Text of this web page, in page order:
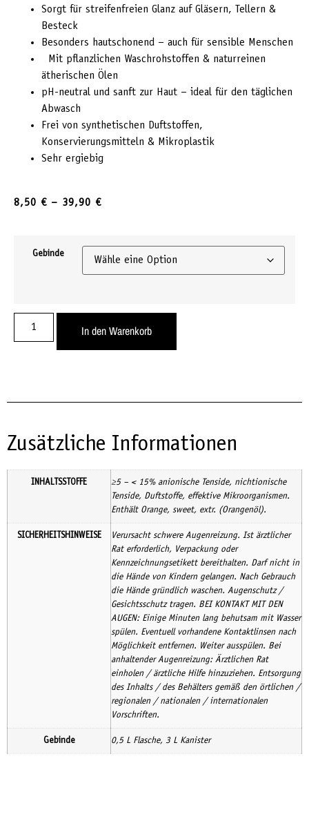
Sorgt für streifenfreien Glanz auf Gläsern, Tellern &
Besteck
Besonders hautschonend – auch für sensible Menschen
Mit pflanzlichen Waschrohstoffen & naturreinen
ätherischen Ölen
pH-neutral und sanft zur Haut – ideal für den täglichen
Abwasch
Frei von synthetischen Duftstoffen,
Konservierungsmitteln & Mikroplastik
Sehr ergiebig
8,50 € – 39,90 €
Gebinde
In den Warenkorb
Zusätzliche Informationen
INHALTSSTOFFE
≥5 – < 15% anionische Tenside, nichtionische
Tenside, Duftstoffe, effektive Mikroorganismen.
Enthält Orange, sweet, extr. (Orangenöl).
SICHERHEITSHINWEISE
Verursacht schwere Augenreizung. Ist ärztlicher
Rat erforderlich, Verpackung oder
Kennzeichnungsetikett bereithalten. Darf nicht in
die Hände von Kindern gelangen. Nach Gebrauch
die Hände gründlich waschen. Augenschutz /
Gesichtsschutz tragen. BEI KONTAKT MIT DEN
AUGEN: Einige Minuten lang behutsam mit Wasser
spülen. Eventuell vorhandene Kontaktlinsen nach
Möglichkeit entfernen. Weiter ausspülen. Bei
anhaltender Augenreizung: Ärztlichen Rat
einholen / ärztliche Hilfe hinzuziehen. Entsorgung
des Inhalts / des Behälters gemäß den örtlichen /
regionalen / nationalen / internationalen
Vorschriften.
Gebinde 0,5 L Flasche, 3 L Kanister